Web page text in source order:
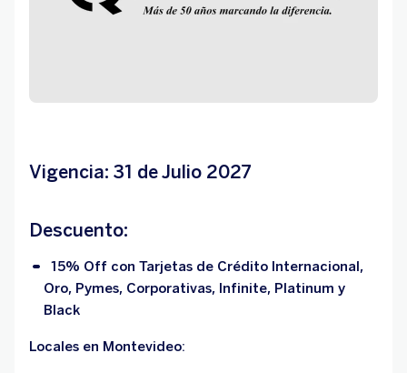
Vigencia: 31 de Julio 2027
Descuento:
15% Off con Tarjetas de Crédito Internacional,
Oro, Pymes, Corporativas, Infinite, Platinum y
Black
Locales en Montevideo: